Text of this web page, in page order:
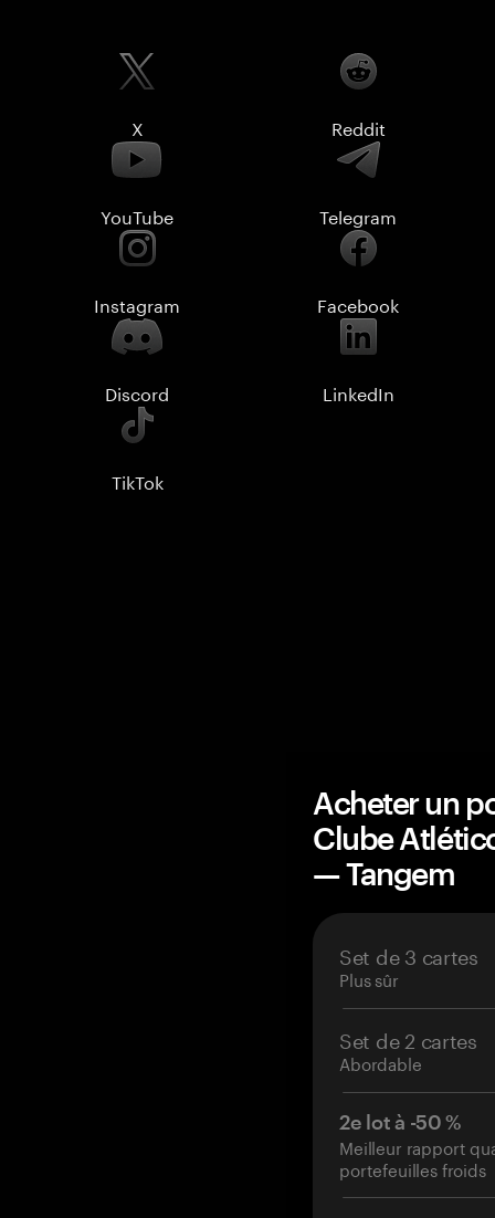
X Reddit
YouTube Telegram
Instagram Facebook
Discord LinkedIn
TikTok
Acheter un
Clube
— Tangem
Set de 3 cartes
Plus sûr
Set de 2 cartes
Abordable
2e lot à -50 %
Meilleur rapport
portefeuilles froids